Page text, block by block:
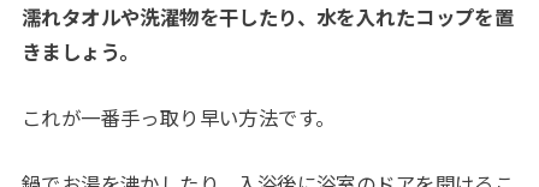
濡れタオルや洗濯物を干したり、水を入れたコップを置
きましょう。
これが一番手っ取り早い方法です。